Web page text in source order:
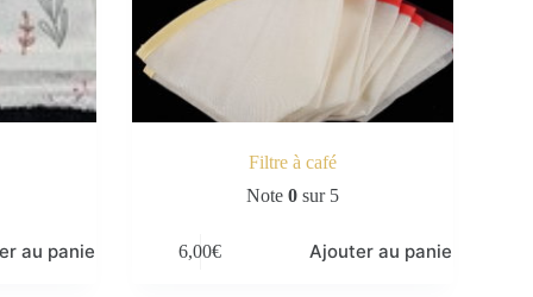
au panier
Filtre à café
Note 0sur 5
6,00€ Ajouter au panier